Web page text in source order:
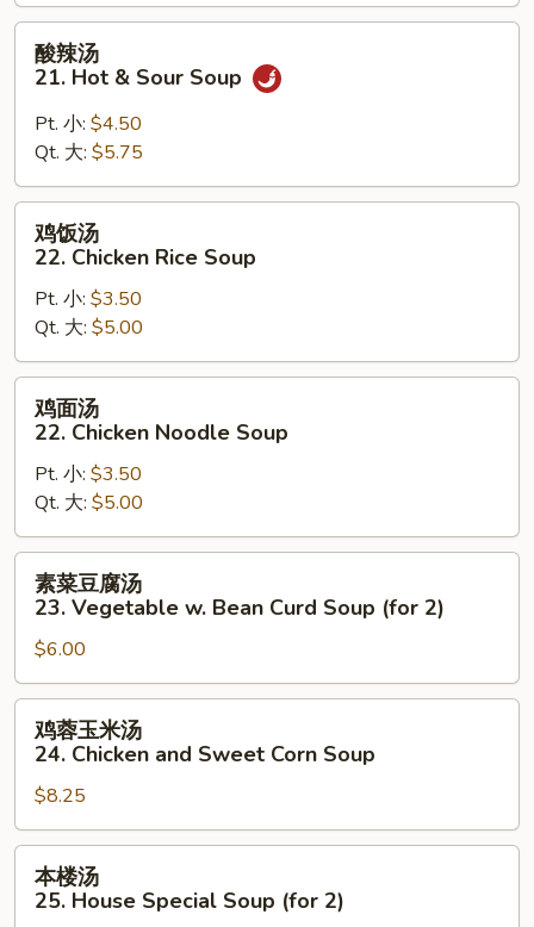
Wonton
Egg
Drop
Mixed
Soup
21.
Hot
&
Sour
Soup
酸辣汤
21. Hot & Sour Soup
Pt. 小: $4.50
Qt. 大: $5.75
22.
Chicken
Rice
Soup
鸡饭汤
22. Chicken Rice Soup
Pt. 小: $3.50
Qt. 大: $5.00
22.
Chicken
Noodle
Soup
鸡面汤
22. Chicken Noodle Soup
Pt. 小: $3.50
Qt. 大: $5.00
汤
23.
Vegetable
Bean
Curd
Soup
(for
素菜豆腐汤
23. Vegetable w. Bean Curd Soup (for 2)
$6.00
汤
24.
Chicken
and
鸡蓉玉米汤
24. Chicken and Sweet Corn Soup
$8.25
本楼汤
25. House Special Soup (for 2)